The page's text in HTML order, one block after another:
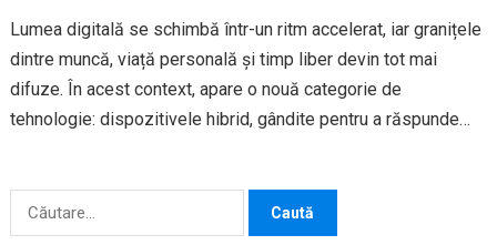
Lumea digitală se schimbă într-un ritm accelerat, iar granițele
dintre muncă, viață personală și timp liber devin tot mai
difuze. În acest context, apare o nouă categorie de
tehnologie: dispozitivele hibrid, gândite pentru a răspunde
Caută